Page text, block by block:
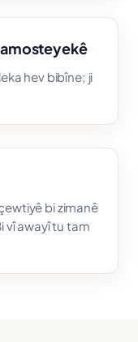
hev bibîne; ji
bi zimanê
vî awayî tu tam